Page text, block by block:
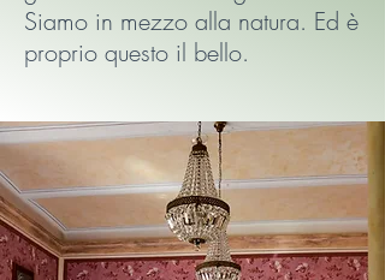
Siamo in mezzo alla natura. Ed è
proprio questo il bello.